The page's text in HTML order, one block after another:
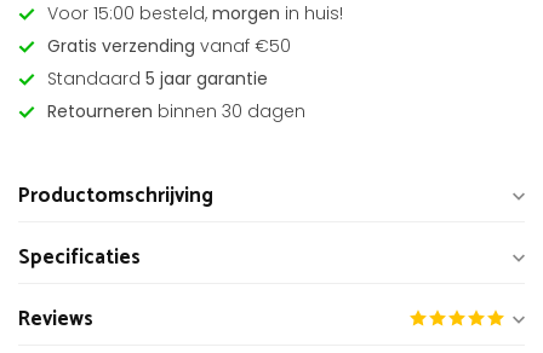
Voor 15:00 besteld, morgen in huis!
Gratis verzending vanaf €50
Standaard 5 jaar garantie
Retourneren binnen 30 dagen
Productomschrijving
Specificaties
Reviews